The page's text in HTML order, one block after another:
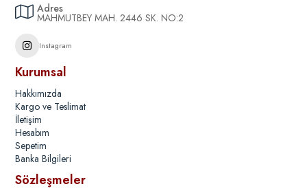
Adres
MAHMUTBEY MAH. 2446 SK. NO:2
Instagram
Kurumsal
Hakkımızda
Kargo ve Teslimat
İletişim
Hesabım
Sepetim
Banka Bilgileri
Sözleşmeler